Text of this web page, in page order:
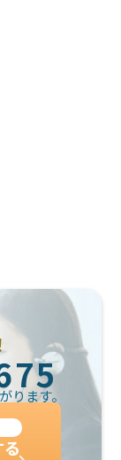
ります。